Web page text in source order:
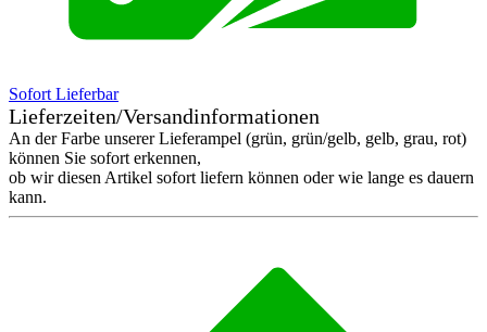
Sofort Lieferbar
Lieferzeiten/Versandinformationen
An der Farbe unserer Lieferampel (grün, grün/gelb, gelb, grau, rot)
können Sie sofort erkennen,
ob wir diesen Artikel sofort liefern können oder wie lange es dauern
kann.